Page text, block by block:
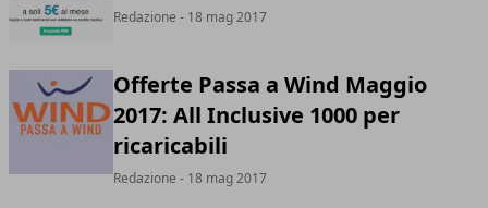
Redazione - 18 mag 2017
Offerte Passa a Wind Maggio
2017: All Inclusive 1000 per
ricaricabili
Redazione - 18 mag 2017